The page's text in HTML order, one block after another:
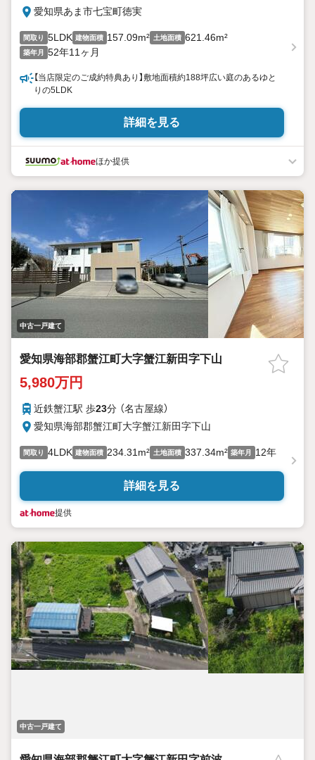
愛知県あま市七宝町徳実
間取り 5LDK 建物面積 157.09m² 土地面積 621.46m²
築年月 52年11ヶ月
【当店限定のご成約特典あり】敷地面積約188坪広い庭のあるゆと
りの5LDK
詳細を見る
ほか提供
中古一戸建て
愛知県海部郡蟹江町大字蟹江新田字下山
5,980万円
近鉄蟹江駅 歩23分 （名古屋線）
愛知県海部郡蟹江町大字蟹江新田字下山
間取り 4LDK 建物面積 234.31m² 土地面積 337.34m² 築年月 12年
詳細を見る
提供
中古一戸建て